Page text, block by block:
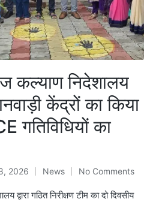
कल्याण निदेशालय
केंद्रों का किया
गतिविधियों का
2026
Posted
in
News No Comments
द्वारा गठित निरीक्षण टीम का दो दिवसीय